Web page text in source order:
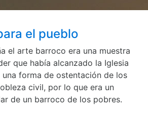
el pueblo
el arte barroco era una muestra
que había alcanzado la Iglesia
forma de ostentación de los
civil, por lo que era un
de un barroco de los pobres.